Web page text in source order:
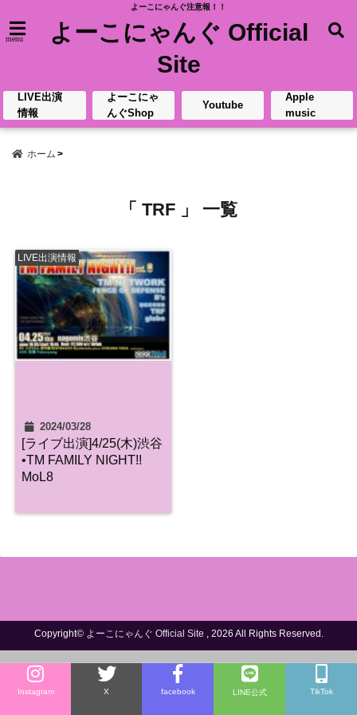
よーこにゃんぐ注意報！！
menu
よーこにゃんぐ Official
Site
LIVE出演
情報
よーこにゃ
んぐShop
Youtube
Apple
music
ホーム
「 TRF 」 一覧
LIVE出演情報
2024/03/28
[ライブ出演]4/25(木)渋谷
•TM FAMILY NIGHT!!
MoL8
Instagram X facebook LINE公式 TikTok
Copyright© よーこにゃんぐ Official Site , 2026 All Rights Reserved.